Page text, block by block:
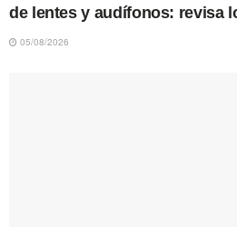
de lentes y audífonos: revisa
05/08/2026